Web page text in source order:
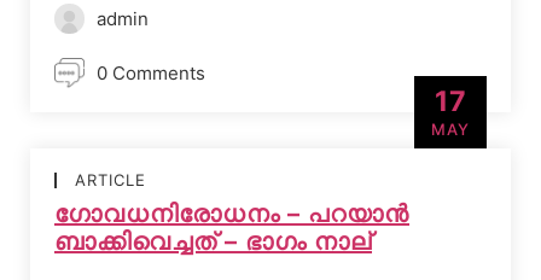
admin
0 Comments
17
MAY
ARTICLE
ഗോവധനിരോധനം – പറയാന്‍
ബാക്കിവെച്ചത് – ഭാഗം നാല്